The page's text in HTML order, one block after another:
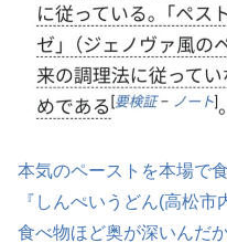
本気のペーストを本場で
『しんぺいうどん(高松
食べ物ほど奥が深いんだか